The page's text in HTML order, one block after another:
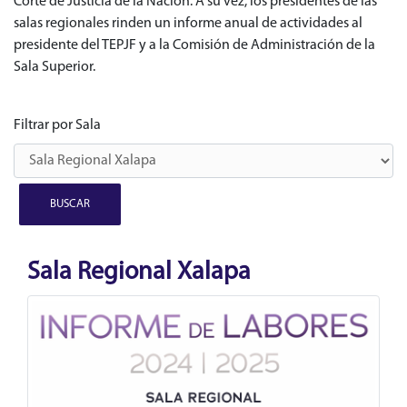
salas regionales rinden un informe anual de actividades al
presidente del TEPJF y a la Comisión de Administración de la
Sala Superior.
Filtrar por Sala
Sala Regional Xalapa